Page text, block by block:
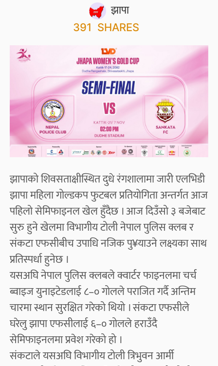
झापा
391 SHARES
झापाको शिवसताक्षीस्थित दुधे रंगशालामा जारी एलभिडी
झापा महिला गोल्डकप फुटबल प्रतियोगिता अन्तर्गत आज
पहिलो सेमिफाइनल खेल हुँदैछ । आज दिउँसो ३ बजेबाट
सुरु हुने खेलमा विभागीय टोली नेपाल पुलिस क्लब र
संकटा एफसीबीच उपाधि नजिक पु¥याउने लक्ष्यका साथ
प्रतिस्पर्धा हुनेछ ।
यसअघि नेपाल पुलिस क्लबले क्वार्टर फाइनलमा चर्च
ब्वाइज युनाइटेडलाई ८–० गोलले पराजित गर्दै अन्तिम
चारमा स्थान सुरक्षित गरेको थियो । संकटा एफसीले
घरेलु झापा एफसीलाई ६–० गोलले हराउँदै
सेमिफाइनलमा प्रवेश गरेको हो ।
संकटाले यसअघि विभागीय टोली त्रिभुवन आर्मी